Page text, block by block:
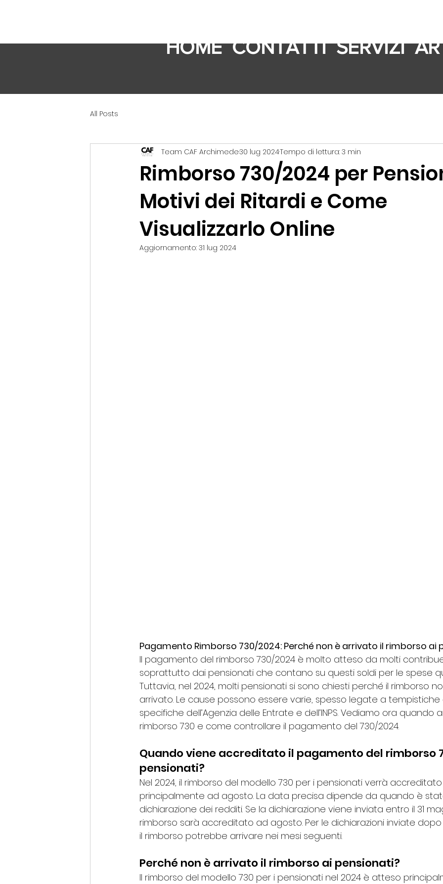
HOME CONTATTI SERVIZI
All Posts
Rimborso 730/2024 per
Motivi dei Ritardi e Come
Visualizzarlo Online
Team CAF Archimede30 lug 2024Tempo di lettura: 3 min
Aggiornamento: 31 lug 2024
Pagamento Rimborso 730/2024: Perché non è arrivato il rimborso ai
Il pagamento del rimborso 730/2024 è molto atteso da molti
soprattutto dai pensionati che contano su questi soldi per le spese
Tuttavia, nel 2024, molti pensionati si sono chiesti perché il rimborso
arrivato. Le cause possono essere varie, spesso legate a
specifiche dell’Agenzia delle Entrate e dell’INPS. Vediamo ora quando
rimborso 730 e come controllare il pagamento del 730/2024.
Quando viene accreditato il pagamento del rimborso
pensionati?
Nel 2024, il rimborso del modello 730 per i pensionati verrà accreditato
principalmente ad agosto. La data precisa dipende da quando è
dichiarazione dei redditi. Se la dichiarazione viene inviata entro il 31
rimborso sarà accreditato ad agosto. Per le dichiarazioni inviate
il rimborso potrebbe arrivare nei mesi seguenti.
Perché non è arrivato il rimborso ai pensionati?
Il rimborso del modello 730 per i pensionati nel 2024 è atteso